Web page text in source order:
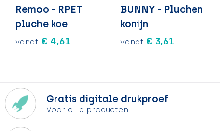
Remoo - RPET
pluche koe
vanaf € 4,61
BUNNY - Pluchen
konijn
vanaf € 3,61
Gratis digitale drukproef
Voor alle producten